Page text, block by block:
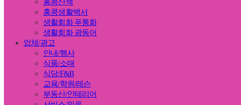
홍콩산책
홍콩생활백서
생활회화 푸통화
생활회화 광동어
업체/광고
안내/행사
식품/소매
식당/F&B
교육/학원/레슨
부동산/인테리어